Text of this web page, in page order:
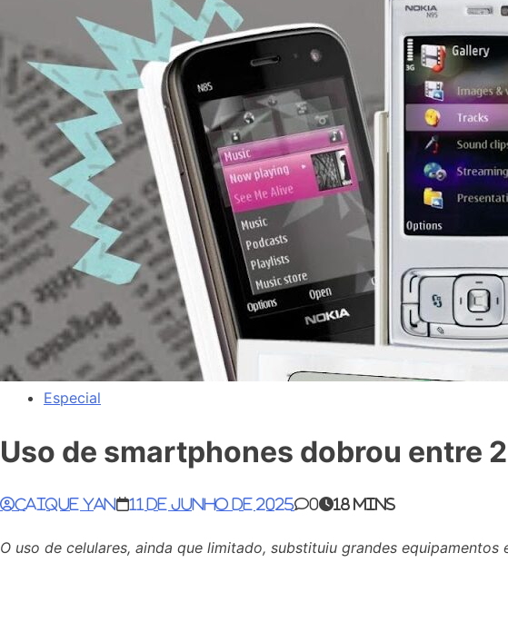
Especial
Uso de smartphones dobrou entre
Caique Yan 11 de junho de 2025 0 18 mins
O uso de celulares, ainda que limitado, substituiu grandes